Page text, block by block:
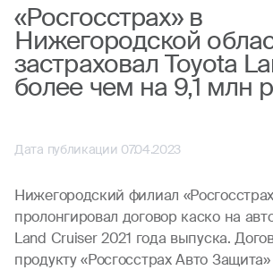
«Росгосстрах» в
Нижегородской
застраховал Toyota
более чем на 9,1 млн
Дата публикации 07.04.2023
Нижегородский филиал
пролонгировал договор каско на
Land Cruiser 2021 года выпуска.
продукту «Росгосстрах Авто